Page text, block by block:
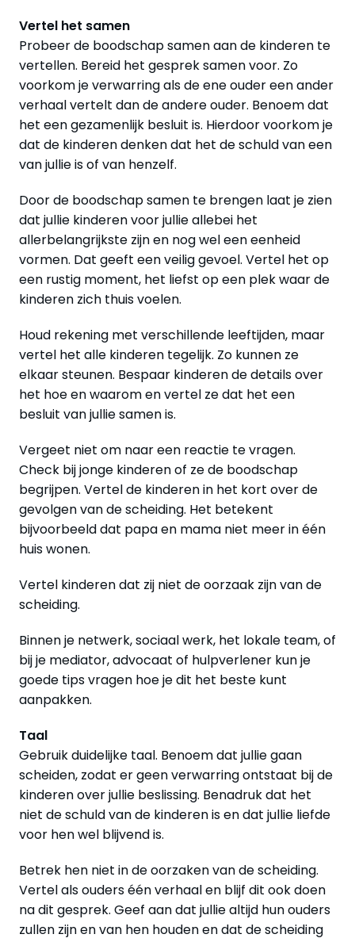
Vertel het samen
Probeer de boodschap samen aan de kinderen te
vertellen. Bereid het gesprek samen voor. Zo
voorkom je verwarring als de ene ouder een ander
verhaal vertelt dan de andere ouder. Benoem dat
het een gezamenlijk besluit is. Hierdoor voorkom je
dat de kinderen denken dat het de schuld van een
van jullie is of van henzelf.
Door de boodschap samen te brengen laat je zien
dat jullie kinderen voor jullie allebei het
allerbelangrijkste zijn en nog wel een eenheid
vormen. Dat geeft een veilig gevoel. Vertel het op
een rustig moment, het liefst op een plek waar de
kinderen zich thuis voelen.
Houd rekening met verschillende leeftijden, maar
vertel het alle kinderen tegelijk. Zo kunnen ze
elkaar steunen. Bespaar kinderen de details over
het hoe en waarom en vertel ze dat het een
besluit van jullie samen is.
Vergeet niet om naar een reactie te vragen.
Check bij jonge kinderen of ze de boodschap
begrijpen. Vertel de kinderen in het kort over de
gevolgen van de scheiding. Het betekent
bijvoorbeeld dat papa en mama niet meer in één
huis wonen.
Vertel kinderen dat zij niet de oorzaak zijn van de
scheiding.
Binnen je netwerk, sociaal werk, het lokale team, of
bij je mediator, advocaat of hulpverlener kun je
goede tips vragen hoe je dit het beste kunt
aanpakken.
Taal
Gebruik duidelijke taal. Benoem dat jullie gaan
scheiden, zodat er geen verwarring ontstaat bij de
kinderen over jullie beslissing. Benadruk dat het
niet de schuld van de kinderen is en dat jullie liefde
voor hen wel blijvend is.
Betrek hen niet in de oorzaken van de scheiding.
Vertel als ouders één verhaal en blijf dit ook doen
na dit gesprek. Geef aan dat jullie altijd hun ouders
zullen zijn en van hen houden en dat de scheiding